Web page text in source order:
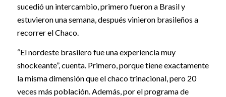
sucedió un intercambio, primero fueron a Brasil y
estuvieron una semana, después vinieron brasileños a
recorrer el Chaco.
“El nordeste brasilero fue una experiencia muy
shockeante”, cuenta. Primero, porque tiene exactamente
la misma dimensión que el chaco trinacional, pero 20
veces más población. Además, por el programa de